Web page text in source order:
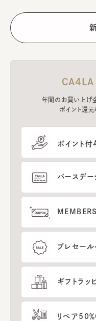
CA4LA
年間のお買い上げ
ポイント還元
ポイント
バースデー
プレセー
ギフトラッ
リペア50